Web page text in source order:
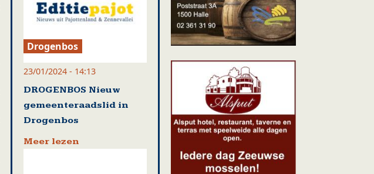
Drogenbos
23/01/2024 - 14:13
DROGENBOS Nieuw
gemeenteraadslid in
Drogenbos
Meer lezen